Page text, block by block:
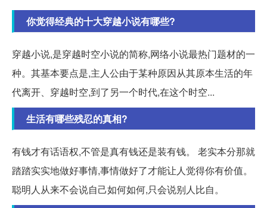
你觉得经典的十大穿越小说有哪些?
穿越小说,是穿越时空小说的简称,网络小说最热门题材的一
种。其基本要点是,主人公由于某种原因从其原本生活的年
代离开、穿越时空,到了另一个时代,在这个时空...
生活有哪些残忍的真相?
有钱才有话语权,不管是真有钱还是装有钱。 老实本分那就
踏踏实实地做好事情,事情做好了才能让人觉得你有价值。
聪明人从来不会说自己如何如何,只会说别人比自。